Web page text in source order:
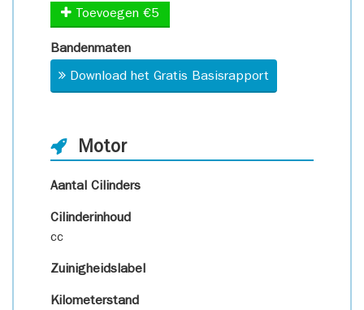
Toevoegen €5
Bandenmaten
Download het Gratis Basisrapport
Motor
Aantal Cilinders
Cilinderinhoud
cc
Zuinigheidslabel
Kilometerstand